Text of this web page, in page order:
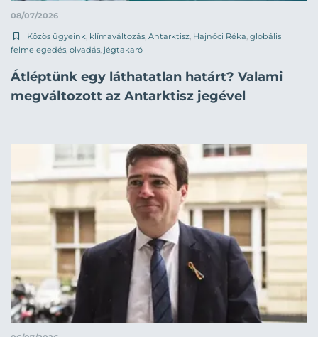
08/07/2026
Közös ügyeink klímaváltozás Antarktisz Hajnóci Réka globális
felmelegedés olvadás jégtakaró
Átléptünk egy láthatatlan határt? Valami
megváltozott az Antarktisz jegével